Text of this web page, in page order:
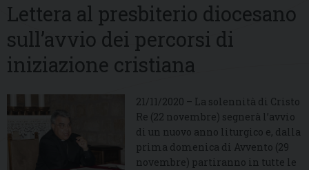
Lettera al presbiterio diocesano
sull’avvio dei percorsi di
iniziazione cristiana
21/11/2020 – La solennità di Cristo
Re (22 novembre) segnerà l’avvio
di un nuovo anno liturgico e, dalla
prima domenica di Avvento (29
novembre) partiranno in tutte le